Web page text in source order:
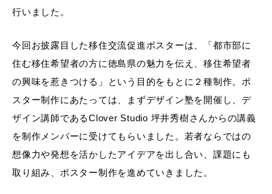
行いました。
今回お披露目した移住交流促進ポスターは、「都市部に
住む移住希望者の方に徳島県の魅力を伝え、移住希望者
の興味を惹きつける」という目的をもとに２種制作。ポ
スター制作にあたっては、まずデザイン塾を開催し、デ
ザイン講師であるClover Studio 坪井秀樹さんからの講義
を制作メンバーに受けてもらいました。若者ならではの
想像力や発想を活かしたアイデアを出し合い、課題にも
取り組み、ポスター制作を進めていきました。